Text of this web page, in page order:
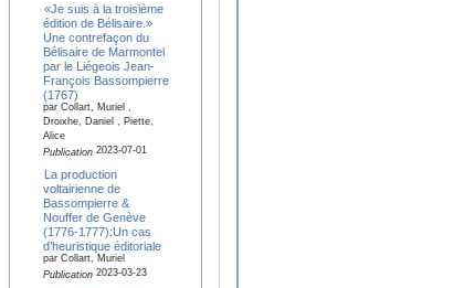
«Je suis à la troisième
édition de Bélisaire.»
Une contrefaçon du
Bélisaire de Marmontel
par le Liégeois Jean-
François Bassompierre
(1767)
par Collart, Muriel ,
Droixhe, Daniel , Piette,
Alice
Publication2023-07-01
La production
voltairienne de
Bassompierre &
Nouffer de Genève
(1776-1777):Un cas
d’heuristique éditoriale
par Collart, Muriel
Publication2023-03-23